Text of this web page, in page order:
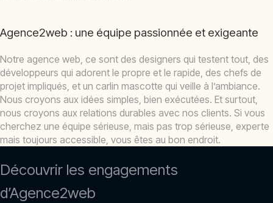
Agence2web : une équipe passionnée et exigeante
Notre agence web, ce sont des designers qui testent tout, des
développeurs qui adorent le propre et le rapide, des chefs de
projet impliqués, et un carlin mascotte qui veille à l’ambiance.
Nous croyons aux idées simples, bien exécutées. Et surtout,
nous croyons aux relations durables avec nos clients. Si vous
cherchez une équipe sérieuse, mais pas trop sérieuse, experte
mais toujours accessible, vous êtes au bon endroit.
Découvrir les engagements
d’Agence2web